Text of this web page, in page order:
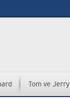
Tom ve Jerry